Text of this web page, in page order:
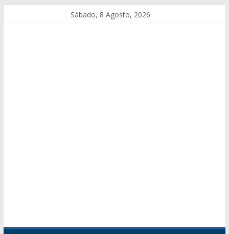
Sábado, 8 Agosto, 2026